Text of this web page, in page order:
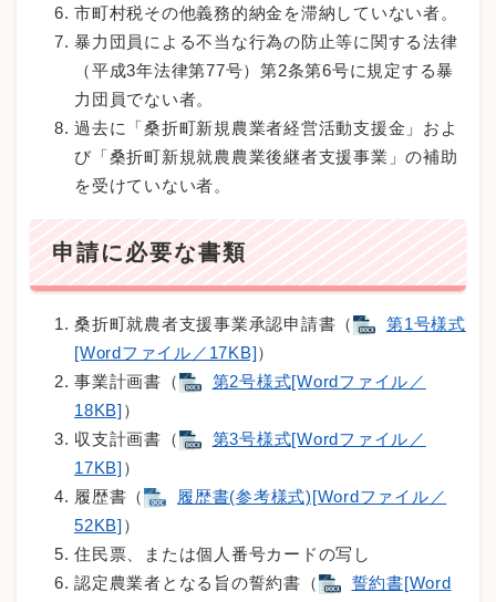
市町村税その他義務的納金を滞納していない者。
暴力団員による不当な行為の防止等に関する法律
（平成3年法律第77号）第2条第6号に規定する暴
力団員でない者。
過去に「桑折町新規農業者経営活動支援金」およ
び「桑折町新規就農農業後継者支援事業」の補助
を受けていない者。
申請に必要な書類
桑折町就農者支援事業承認申請書（
第1号様式
[Wordファイル／17KB]）
事業計画書（
第2号様式[Wordファイル／
18KB] ）
収支計画書（
第3号様式[Wordファイル／
17KB] ）
履歴書（
履歴書(参考様式)[Wordファイル／
52KB] ）
住民票、または個人番号カードの写し
認定農業者となる旨の誓約書（
誓約書[Word